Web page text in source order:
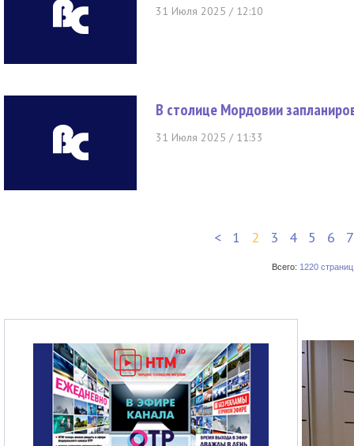
31 Июля 2025 / 12:10
В столице Мордовии
31 Июля 2025 / 11:33
< 1 2 3 4 5 6 7
Всего: 1220 страниц